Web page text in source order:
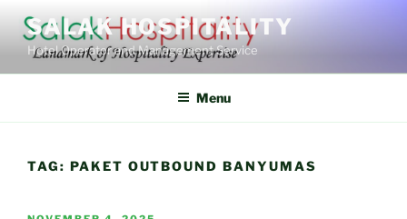
content
SALAK HOSPITALITY
Hotel Operator and Management Service
Menu
TAG: PAKET OUTBOUND BANYUMAS